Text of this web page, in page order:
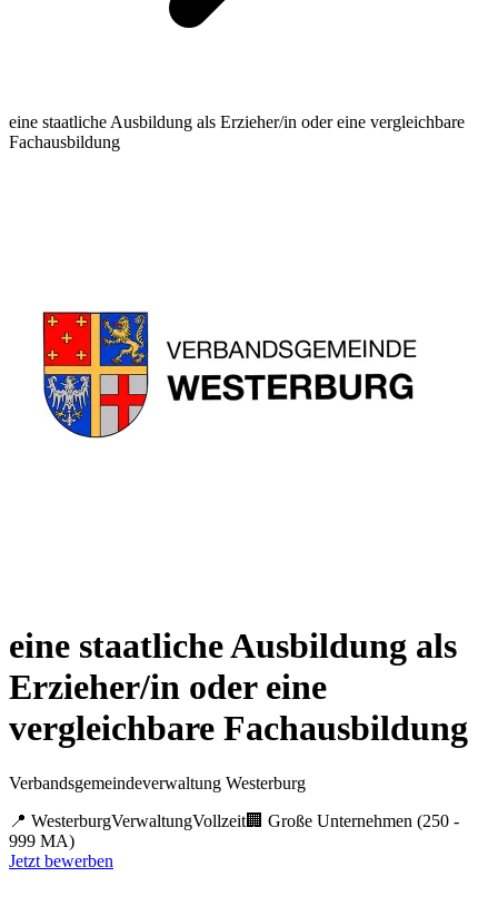
eine staatliche Ausbildung als Erzieher/in oder eine vergleichbare
Fachausbildung
eine staatliche Ausbildung als
Erzieher/in oder eine
vergleichbare Fachausbildung
Verbandsgemeindeverwaltung Westerburg
📍 WesterburgVerwaltungVollzeit🏢 Große Unternehmen (250 -
999 MA)
Jetzt bewerben